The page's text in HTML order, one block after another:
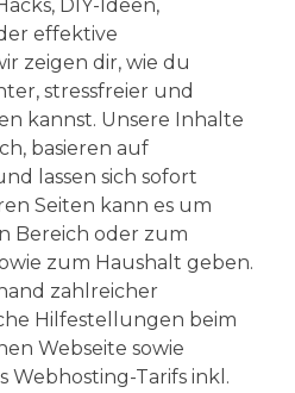
DIY-Ideen,
effektive
zeigen dir, wie du
stressfreier und
kannst. Unsere Inhalte
basieren auf
lassen sich sofort
Seiten kann es um
Bereich oder zum
zum Haushalt geben.
zahlreicher
Hilfestellungen beim
Webseite sowie
Webhosting-Tarifs inkl.